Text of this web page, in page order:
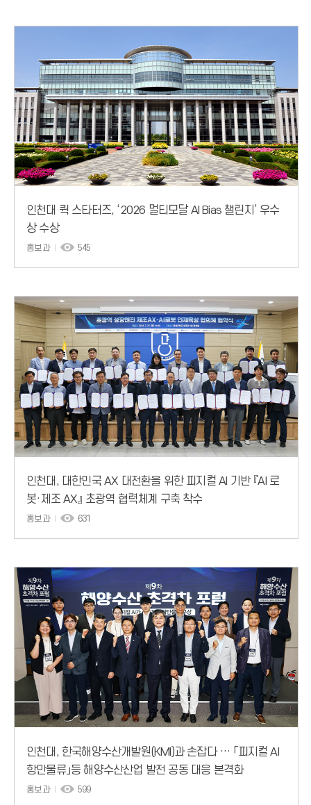
인천대 퀵 스타터즈, ‘2026 멀티모달 AI Bias 챌린지’ 우수
상 수상
홍보과 545
인천대, 대한민국 AX 대전환을 위한 피지컬 AI 기반 『AI 로
봇·제조 AX』 초광역 협력체계 구축 착수
홍보과 631
인천대, 한국해양수산개발원(KMI)과 손잡다 … 「피지컬 AI
항만물류」등 해양수산산업 발전 공동 대응 본격화
홍보과 599